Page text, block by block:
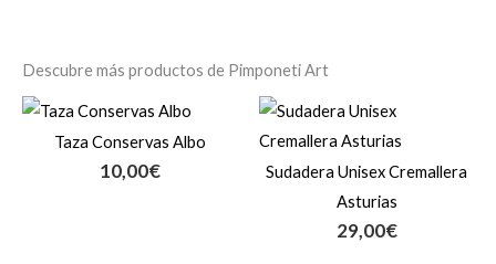
Descubre más productos de Pimponeti Art
Taza Conservas Albo
10,00€
Sudadera Unisex Cremallera
Asturias
29,00€